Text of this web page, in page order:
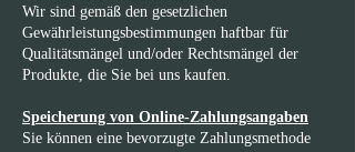
Wir sind gemäß den gesetzlichen
Gewährleistungsbestimmungen haftbar für
Qualitätsmängel und/oder Rechtsmängel der
Produkte, die Sie bei uns kaufen.
Speicherung von Online-Zahlungsangaben
Sie können eine bevorzugte Zahlungsmethode